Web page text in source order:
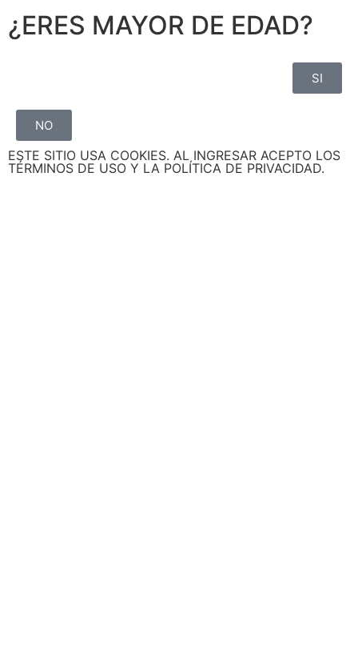
¿ERES MAYOR DE EDAD?
SI
NO
ESTE SITIO USA COOKIES. AL INGRESAR ACEPTO LOS
TÉRMINOS DE USO Y LA POLÍTICA DE PRIVACIDAD.